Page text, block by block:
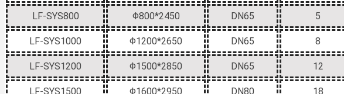
LF-SYS800 Φ800*2450 DN65 5
LF-SYS1000 Φ1200*2650 DN65 8
LF-SYS1200 Φ1500*2850 DN65 12
LF-SYS1500 Φ1600*2950 DN80 18